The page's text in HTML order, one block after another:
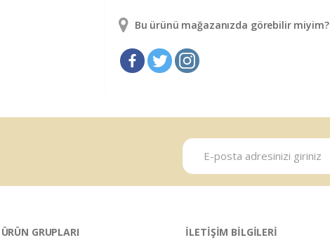
Bu ürünü mağazanızda görebilir miyim?
ÜRÜN GRUPLARI
İLETİŞİM BİLGİLERİ